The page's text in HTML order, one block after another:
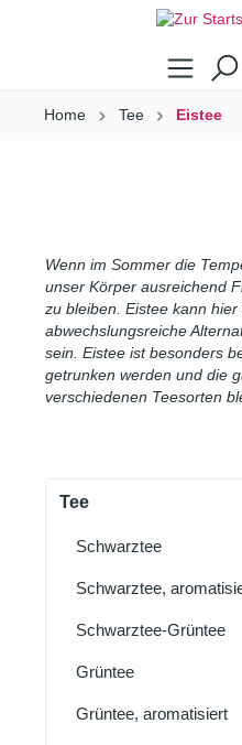
Home Tee Eistee
Wenn im Sommer die
unser Körper ausreichend
zu bleiben. Eistee kann
abwechslungsreiche
sein. Eistee ist besonders
getrunken werden und die
verschiedenen Teesorten
Tee
Schwarztee
Schwarztee,
Schwarztee-Grüntee
Grüntee
Grüntee, aromatisiert